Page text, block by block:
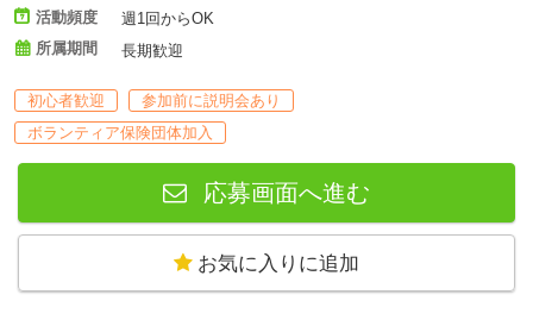
活動頻度
週1回からOK
所属期間
長期歓迎
初心者歓迎
参加前に説明会あり
ボランティア保険団体加入
応募画面へ進む
お気に入りに追加